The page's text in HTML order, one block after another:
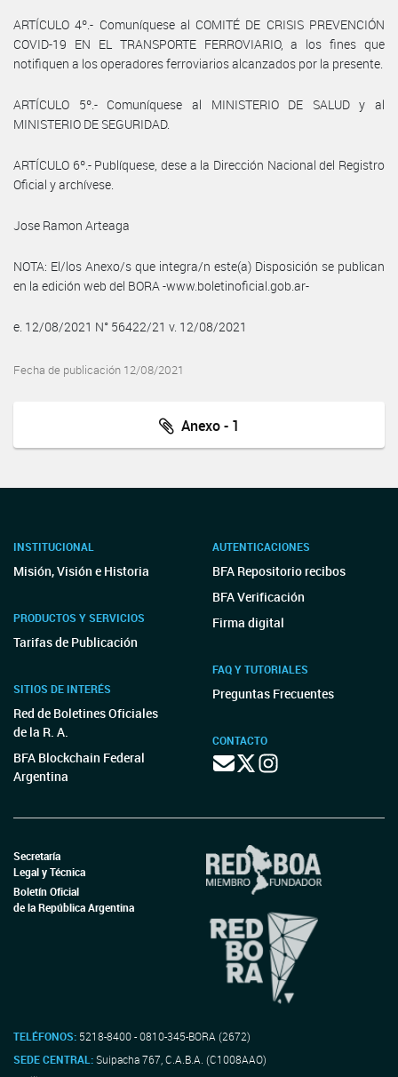
ARTÍCULO 4º.- Comuníquese al COMITÉ DE CRISIS PREVENCIÓN
COVID-19 EN EL TRANSPORTE FERROVIARIO, a los fines que
notifiquen a los operadores ferroviarios alcanzados por la presente.
ARTÍCULO 5º.- Comuníquese al MINISTERIO DE SALUD y al
MINISTERIO DE SEGURIDAD.
ARTÍCULO 6º.- Publíquese, dese a la Dirección Nacional del Registro
Oficial y archívese.
Jose Ramon Arteaga
NOTA: El/los Anexo/s que integra/n este(a) Disposición se publican
en la edición web del BORA -www.boletinoficial.gob.ar-
e. 12/08/2021 N° 56422/21 v. 12/08/2021
Fecha de publicación 12/08/2021
Anexo - 1
INSTITUCIONAL
Misión, Visión e Historia
PRODUCTOS Y SERVICIOS
Tarifas de Publicación
SITIOS DE INTERÉS
Red de Boletines Oficiales
de la R. A.
BFA Blockchain Federal
Argentina
AUTENTICACIONES
BFA Repositorio recibos
BFA Verificación
Firma digital
FAQ Y TUTORIALES
Preguntas Frecuentes
CONTACTO
Secretaría
Legal y Técnica
Boletín Oficial
de la República Argentina
TELÉFONOS: 5218-8400 - 0810-345-BORA (2672)
SEDE CENTRAL:Suipacha 767, C.A.B.A. (C1008AAO)